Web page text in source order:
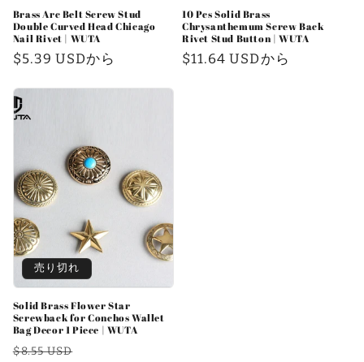
Brass Arc Belt Screw Stud
Double Curved Head Chicago
Nail Rivet | WUTA
通
価
格
$5.39 USDから
10 Pcs Solid Brass
Chrysanthemum Screw Back
Rivet Stud Button | WUTA
通
$11.64 USDから
売り切れ
Solid Brass Flower Star
Screwback for Conchos Wallet
Bag Decor 1 Piece | WUTA
通
$8.55 USD